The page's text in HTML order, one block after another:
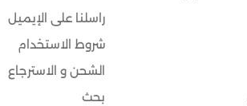
راسلنا على الإيميل
شروط الاستخدام
الشحن و الاسترجاع
بحث